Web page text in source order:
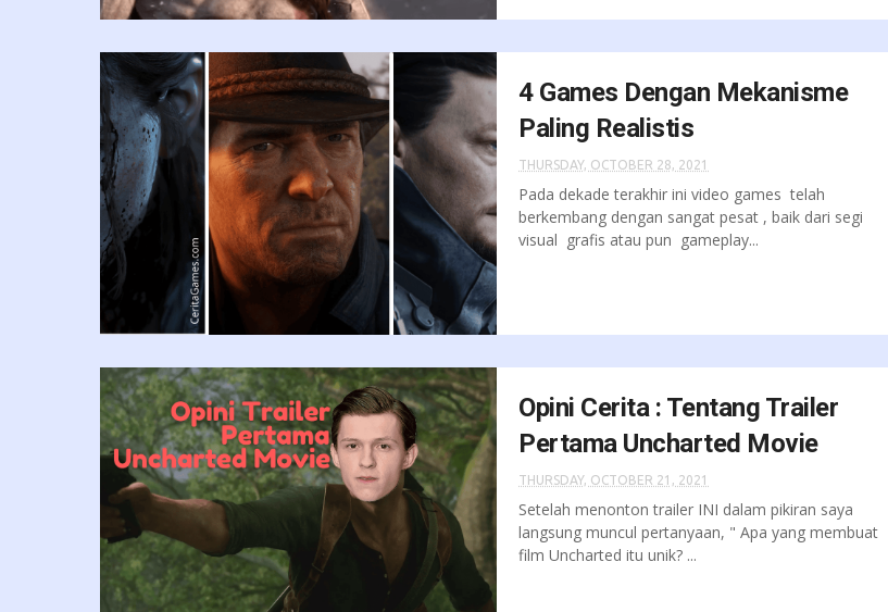
4 Games Dengan Mekanisme
Paling Realistis
THURSDAY, OCTOBER 28, 2021
Pada dekade terakhir ini video games telah
berkembang dengan sangat pesat , baik dari segi
visual grafis atau pun gameplay...
Opini Cerita : Tentang Trailer
Pertama Uncharted Movie
THURSDAY, OCTOBER 21, 2021
Setelah menonton trailer INI dalam pikiran saya
langsung muncul pertanyaan, " Apa yang membuat
film Uncharted itu unik? ...